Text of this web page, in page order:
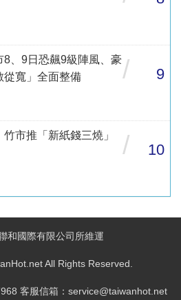
、9日恐飆9級陣風、豪
寬」全面整備
/ 9
市推「新紙錢三燒」
/ 10
和國際有限公司所維運
All Rights Reserved.
客服信箱：service@taiwanhot.net